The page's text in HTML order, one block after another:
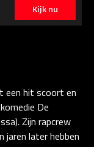
Kijk nu
een hit scoort en
De
Zijn rapcrew
later hebben